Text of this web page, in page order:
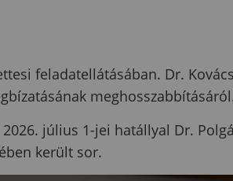
feladatellátásában. Dr.
július 1-jei hatállyal Dr.
került sor.